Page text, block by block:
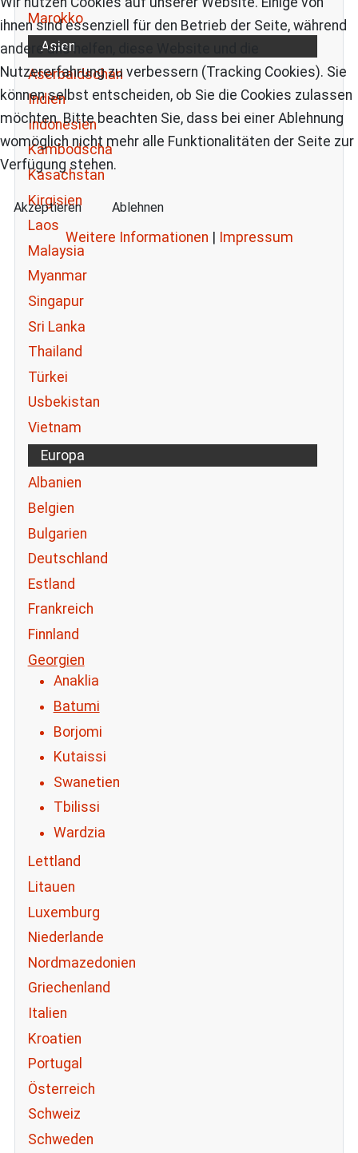
Marokko
Asien
Aserbaidschan
Indien
Indonesien
Kambodscha
Kasachstan
Kirgisien
Laos
Malaysia
Myanmar
Singapur
Sri Lanka
Thailand
Türkei
Usbekistan
Vietnam
Europa
Albanien
Belgien
Bulgarien
Deutschland
Estland
Frankreich
Finnland
Georgien
Anaklia
Batumi
Borjomi
Kutaissi
Swanetien
Tbilissi
Wardzia
Lettland
Litauen
Luxemburg
Niederlande
Nordmazedonien
Griechenland
Italien
Kroatien
Portugal
Österreich
Schweiz
Schweden
ihnen sind essenziell für den Betrieb der Seite, während
andere uns helfen, diese Website und die
Nutzererfahrung zu verbessern (Tracking Cookies). Sie
können selbst entscheiden, ob Sie die Cookies zulassen
möchten. Bitte beachten Sie, dass bei einer Ablehnung
womöglich nicht mehr alle Funktionalitäten der Seite zur
Verfügung stehen.
Akzeptieren Ablehnen
Weitere Informationen | Impressum